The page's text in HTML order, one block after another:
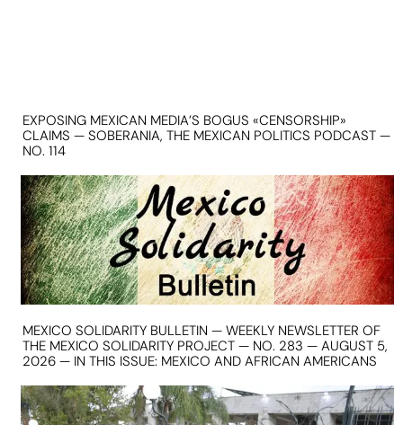
EXPOSING MEXICAN MEDIA’S BOGUS «CENSORSHIP»
CLAIMS — SOBERANIA, THE MEXICAN POLITICS PODCAST —
NO. 114
MEXICO SOLIDARITY BULLETIN — WEEKLY NEWSLETTER OF
THE MEXICO SOLIDARITY PROJECT — NO. 283 — AUGUST 5,
2026 — IN THIS ISSUE: MEXICO AND AFRICAN AMERICANS